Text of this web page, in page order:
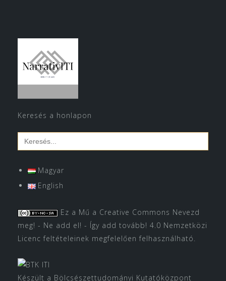
Keresés a honlapon
Search
for:
Magyar
English
Ez a Mű a Creative Commons Nevezd
meg! - Ne add el! - Így add tovább! 4.0 Nemzetközi
Licenc feltételeinek megfelelően felhasználható.
Készült a Bölcsészettudományi Kutatóközpont